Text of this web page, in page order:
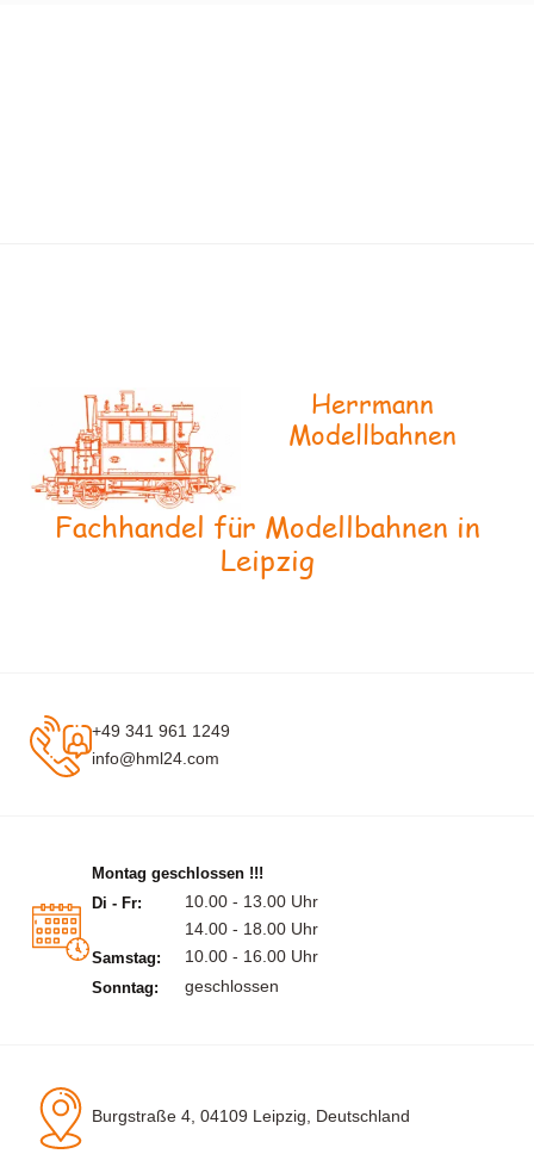
Herrmann
Modellbahnen
Fachhandel für Modellbahnen in
Leipzig
+49 341 961 1249
info@hml24.com
Montag geschlossen !!!
Di - Fr:
10.00 - 13.00 Uhr
14.00 - 18.00 Uhr
Samstag: 10.00 - 16.00 Uhr
Sonntag: geschlossen
Burgstraße 4, 04109 Leipzig, Deutschland